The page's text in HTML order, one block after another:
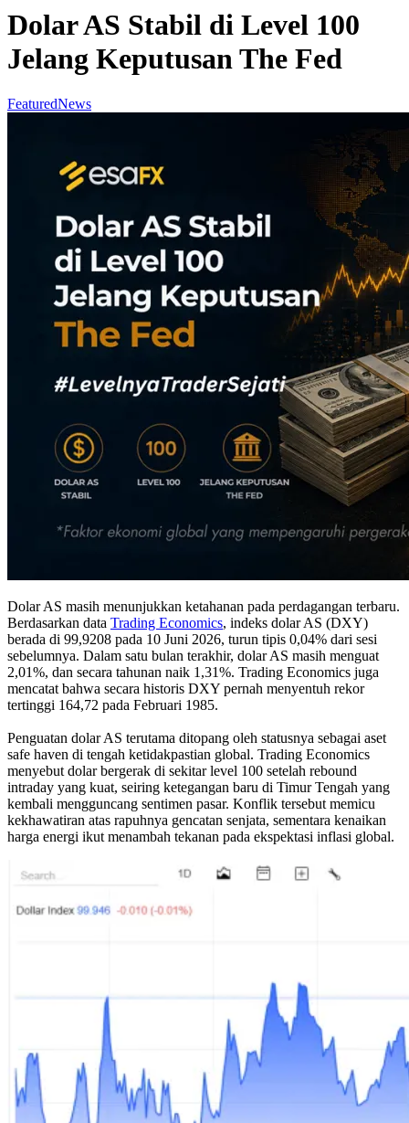
Dolar AS Stabil di Level 100
Jelang Keputusan The Fed
FeaturedNews
Dolar AS masih menunjukkan ketahanan pada perdagangan terbaru.
Berdasarkan data Trading Economics, indeks dolar AS (DXY)
berada di 99,9208 pada 10 Juni 2026, turun tipis 0,04% dari sesi
sebelumnya. Dalam satu bulan terakhir, dolar AS masih menguat
2,01%, dan secara tahunan naik 1,31%. Trading Economics juga
mencatat bahwa secara historis DXY pernah menyentuh rekor
tertinggi 164,72 pada Februari 1985.
Penguatan dolar AS terutama ditopang oleh statusnya sebagai aset
safe haven di tengah ketidakpastian global. Trading Economics
menyebut dolar bergerak di sekitar level 100 setelah rebound
intraday yang kuat, seiring ketegangan baru di Timur Tengah yang
kembali mengguncang sentimen pasar. Konflik tersebut memicu
kekhawatiran atas rapuhnya gencatan senjata, sementara kenaikan
harga energi ikut menambah tekanan pada ekspektasi inflasi global.